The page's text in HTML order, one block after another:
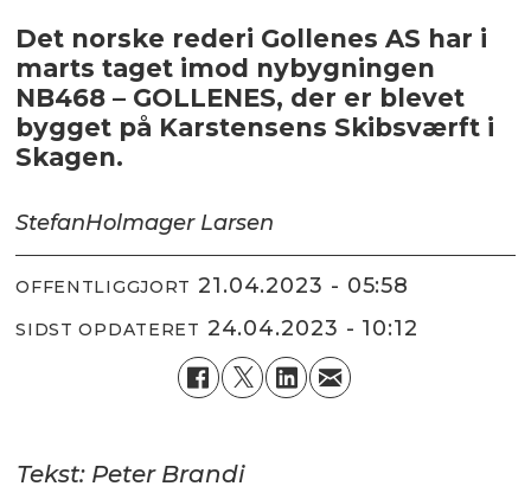
Det norske rederi Gollenes AS har i
marts taget imod nybygningen
NB468 – GOLLENES, der er blevet
bygget på Karstensens Skibsværft i
Skagen.
StefanHolmager Larsen
OFFENTLIGGJORT 21.04.2023 - 05:58
SIDST OPDATERET 24.04.2023 - 10:12
Tekst: Peter Brandi